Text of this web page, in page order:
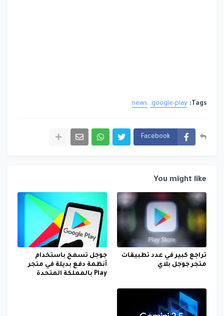
Tags:
google-play
news
Facebook
You might like
تراجع كبير في عدد تطبيقات
متجر جوجل بلاي
جوجل تسمح باستخدام
أنظمة دفع بديلة في متجر
Play بالمملكة المتحدة